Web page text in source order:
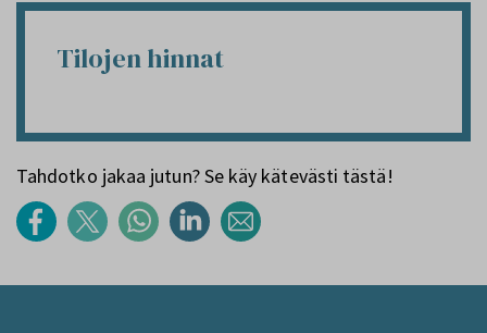
Tilojen hinnat
Tahdotko jakaa jutun? Se käy kätevästi tästä!